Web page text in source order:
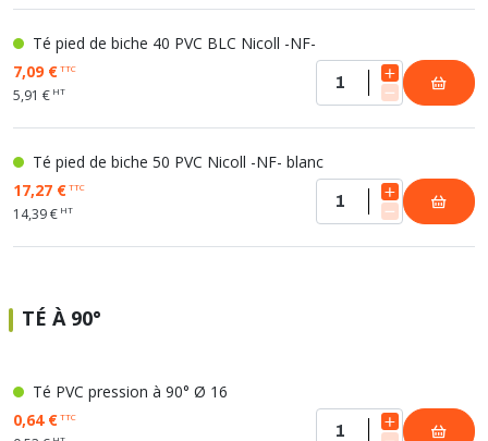
Té pied de biche 40 PVC BLC Nicoll -NF-
7,09 €TTC
5,91 € HT
Té pied de biche 50 PVC Nicoll -NF- blanc
17,27 €TTC
14,39 € HT
TÉ À 90°
Té PVC pression à 90° Ø 16
0,64 €TTC